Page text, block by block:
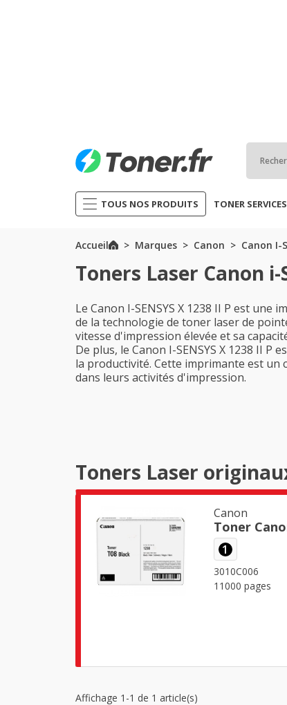
TOUS NOS PRODUITS TONER SERVICES
Accueil Marques Canon Canon I-
Toners Laser Canon i-
Le Canon I-SENSYS X 1238 II P est
de la technologie de toner laser de
vitesse d'impression élevée et sa
De plus, le Canon I-SENSYS X 1238 II
la productivité. Cette imprimante est un
dans leurs activités d'impression.
Toners Laser
Canon
Toner
1
3010C006
11000 pages
Affichage 1-1 de 1 article(s)